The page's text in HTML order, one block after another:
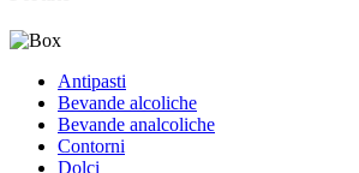
Antipasti
Bevande alcoliche
Bevande analcoliche
Contorni
Dolci